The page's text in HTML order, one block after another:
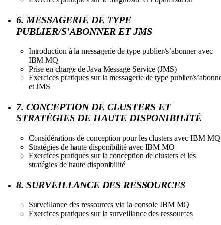
6. MESSAGERIE DE TYPE
PUBLIER/S'ABONNER ET JMS
Introduction à la messagerie de type publier/s’abonner avec
IBM MQ
Prise en charge de Java Message Service (JMS)
Exercices pratiques sur la messagerie de type publier/
et JMS
7. CONCEPTION DE CLUSTERS ET
STRATÉGIES DE HAUTE DISPONIBILITÉ
Considérations de conception pour les clusters avec IBM MQ
Stratégies de haute disponibilité avec IBM MQ
Exercices pratiques sur la conception de clusters et les
stratégies de haute disponibilité
8. SURVEILLANCE DES RESSOURCES
Surveillance des ressources via la console IBM MQ
Exercices pratiques sur la surveillance des ressources